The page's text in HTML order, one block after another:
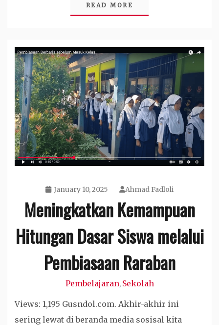
READ MORE
January 10, 2025 Ahmad Fadloli
Meningkatkan Kemampuan
Hitungan Dasar Siswa melalui
Pembiasaan Raraban
Pembelajaran, Sekolah
Views: 1,195 Gusndol.com. Akhir-akhir ini
sering lewat di beranda media sosisal kita